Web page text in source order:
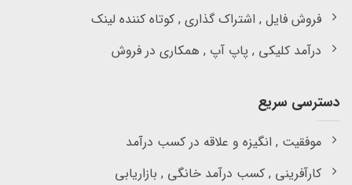
فروش فایل , اشتراک گذاری , کوتاه کننده لینک
درآمد کلیکی , پاپ آپ , همکاری در فروش
دسترسی سریع
موفقیت , انگیزه و علاقه در کسب درآمد
کارآفرینی , کسب درآمد خانگی , بازاریابی